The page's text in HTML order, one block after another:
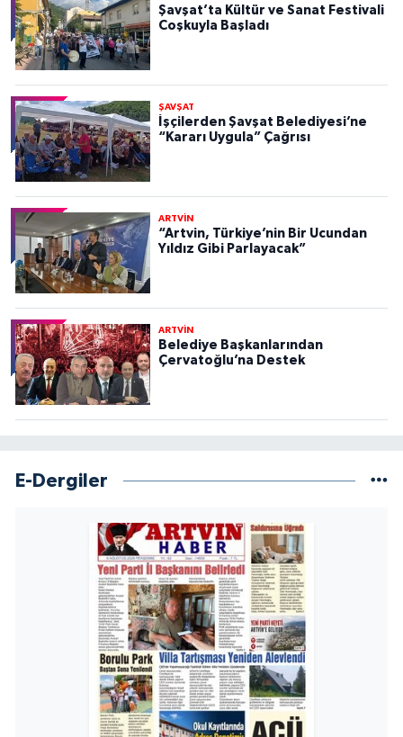
Şavşat’ta Kültür ve Sanat Festivali
Coşkuyla Başladı
ŞAVŞAT
İşçilerden Şavşat Belediyesi’ne
“Kararı Uygula” Çağrısı
ARTVİN
“Artvin, Türkiye’nin Bir Ucundan
Yıldız Gibi Parlayacak”
ARTVİN
Belediye Başkanlarından
Çervatoğlu’na Destek
E-Dergiler